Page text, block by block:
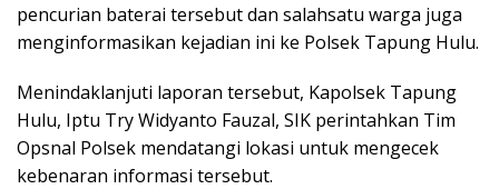
pencurian baterai tersebut dan salahsatu warga juga
menginformasikan kejadian ini ke Polsek Tapung Hulu.
Menindaklanjuti laporan tersebut, Kapolsek Tapung
Hulu, Iptu Try Widyanto Fauzal, SIK perintahkan Tim
Opsnal Polsek mendatangi lokasi untuk mengecek
kebenaran informasi tersebut.